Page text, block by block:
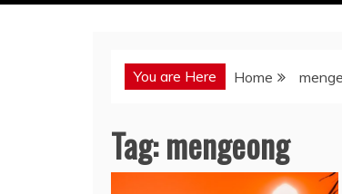
You are Here Home
Tag:mengeong